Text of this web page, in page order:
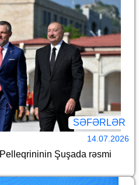
SƏFƏRLƏR
14.07.2026
Şuşada rəsmi